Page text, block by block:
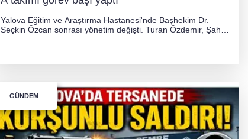
Yalova Eğitim ve Araştırma Hastanesi'nde Başhekim Dr.
Seçkin Özcan sonrası yönetim değişti. Turan Özdemir, Şahin
GÜNDEM